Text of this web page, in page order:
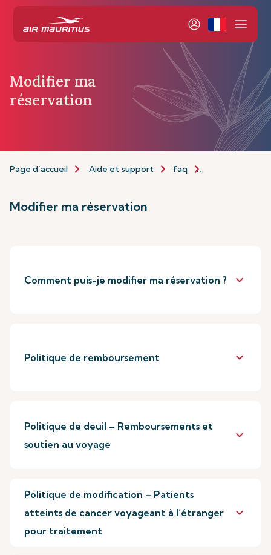
Modifier ma
réservation
Page d’accueil Aide et support faq
Modifier ma réservation
Comment puis-je modifier ma réservation ? keyboard_arrow_down
Politique de remboursement keyboard_arrow_down
Politique de deuil – Remboursements et
soutien au voyage
keyboard_arrow_down
Politique de modification – Patients
atteints de cancer voyageant à l’étranger
pour traitement
keyboard_arrow_down